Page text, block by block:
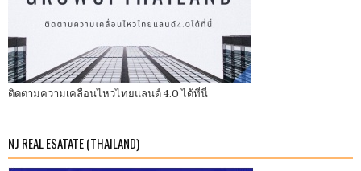
ติดตามความเคลื่อนไหวไทยแลนด์ 4.0 ได้ที่นี่
NJ REAL ESATATE (THAILAND)